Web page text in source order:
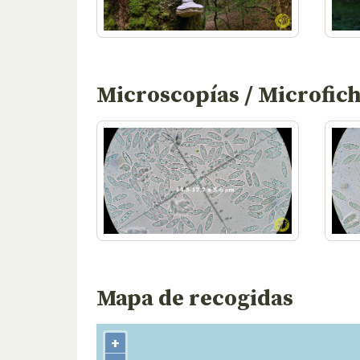
Microscopías /
Mapa de recogidas
+